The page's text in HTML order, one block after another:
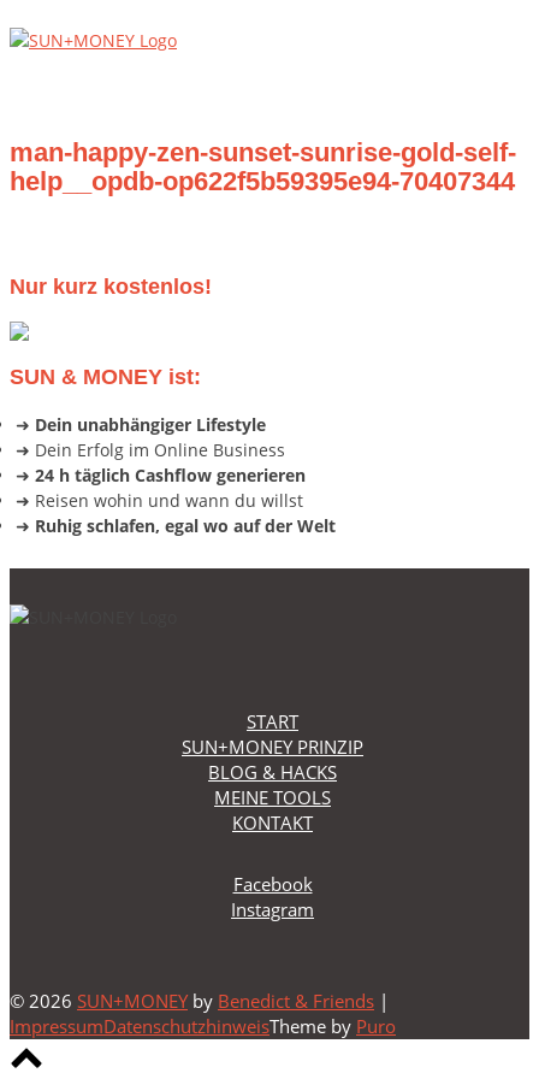
to
Home
man-happy-zen-sunset-sunrise-gold-self-
help__opdb-op622f5b59395e94-70407344
Nur kurz kostenlos!
SUN & MONEY ist:
➜ Dein unabhängiger Lifestyle
➜ Dein Erfolg im Online Business
➜ 24 h täglich Cashflow generieren
➜ Reisen wohin und wann du willst
➜ Ruhig schlafen, egal wo auf der Welt
START
SUN+MONEY PRINZIP
BLOG & HACKS
MEINE TOOLS
KONTAKT
Facebook
Instagram
© 2026 SUN+MONEYby Benedict & Friends |
ImpressumDatenschutzhinweisTheme by Puro
Scroll